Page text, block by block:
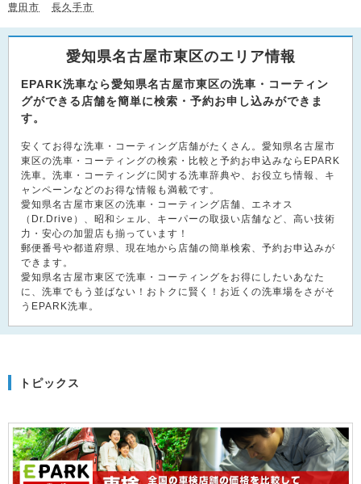
豊田市
長久手市
愛知県名古屋市東区のエリア情報
EPARK洗車なら愛知県名古屋市東区の洗車・コーティン
グができる店舗を簡単に検索・予約お申し込みができま
す。
安くてお得な洗車・コーティング店舗がたくさん。愛知県名古屋市
東区の洗車・コーティングの検索・比較と予約お申込みならEPARK
洗車。洗車・コーティングに関する洗車辞典や、お役立ち情報、キ
ャンペーンなどのお得な情報も満載です。
愛知県名古屋市東区の洗車・コーティング店舗、エネオス
（Dr.Drive）、昭和シェル、キーパーの取扱い店舗など、高い技術
力・安心の加盟店も揃っています！
郵便番号や都道府県、現在地から店舗の簡単検索、予約お申込みが
できます。
愛知県名古屋市東区で洗車・コーティングをお得にしたいあなた
に、洗車でもう並ばない！おトクに賢く！お近くの洗車場をさがそ
うEPARK洗車。
トピックス